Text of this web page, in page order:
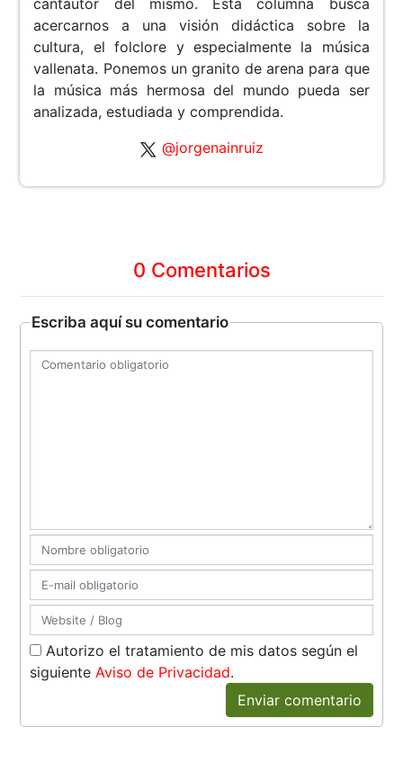
cantautor del mismo. Esta columna busca
acercarnos a una visión didáctica sobre la
cultura, el folclore y especialmente la música
vallenata. Ponemos un granito de arena para que
la música más hermosa del mundo pueda ser
analizada, estudiada y comprendida.
@jorgenainruiz
0 Comentarios
Escriba aquí su comentario
Autorizo el tratamiento de mis datos según el
siguienteAviso de Privacidad.
Enviar comentario